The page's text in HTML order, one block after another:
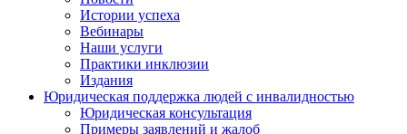
Истории успеха
Вебинары
Наши услуги
Практики инклюзии
Издания
Юридическая поддержка людей с инвалидностью
Юридическая консультация
Примеры заявлений и жалоб